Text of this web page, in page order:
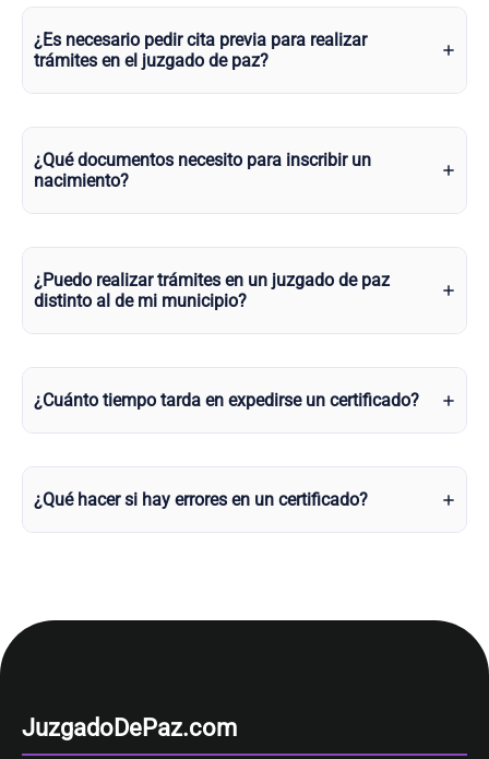
¿Es necesario pedir cita previa para realizar
trámites en el juzgado de paz?
¿Qué documentos necesito para inscribir un
nacimiento?
¿Puedo realizar trámites en un juzgado de paz
distinto al de mi municipio?
¿Cuánto tiempo tarda en expedirse un certificado?
¿Qué hacer si hay errores en un certificado?
JuzgadoDePaz.com